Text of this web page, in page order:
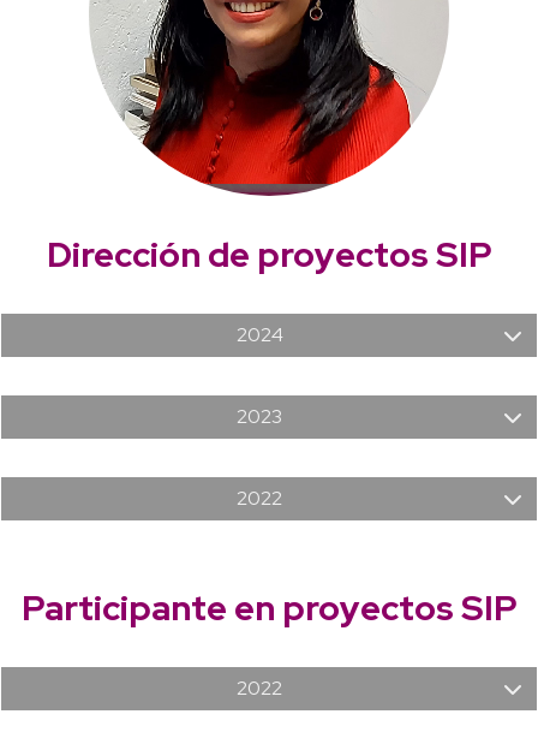
Dirección de proyectos SIP
2024
2023
2022
Participante en proyectos SIP
2022